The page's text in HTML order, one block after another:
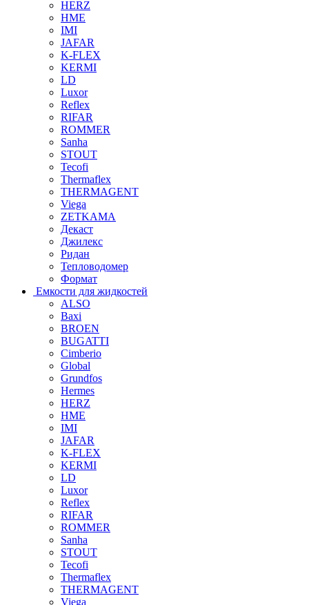
HERZ
HME
IMI
JAFAR
K-FLEX
KERMI
LD
Luxor
Reflex
RIFAR
ROMMER
Sanha
STOUT
Tecofi
Thermaflex
THERMAGENT
Viega
ZETKAMA
Декаст
Джилекс
Ридан
Тепловодомер
Формат
Емкости для жидкостей
ALSO
Baxi
BROEN
BUGATTI
Cimberio
Global
Grundfos
Hermes
HERZ
HME
IMI
JAFAR
K-FLEX
KERMI
LD
Luxor
Reflex
RIFAR
ROMMER
Sanha
STOUT
Tecofi
Thermaflex
THERMAGENT
Viega